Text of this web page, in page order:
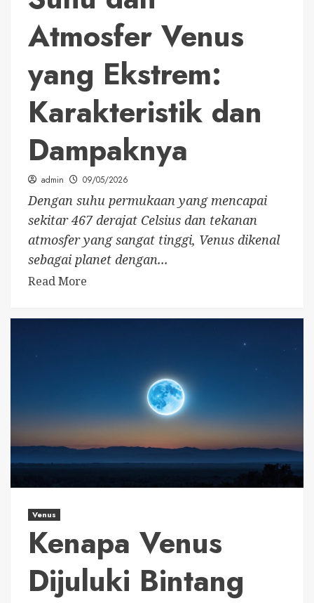
Atmosfer Venus
yang Ekstrem:
Karakteristik dan
Dampaknya
admin 09/05/2026
Dengan suhu permukaan yang mencapai
sekitar 467 derajat Celsius dan tekanan
atmosfer yang sangat tinggi, Venus dikenal
sebagai planet dengan...
Read More
Venus
Kenapa Venus
Dijuluki Bintang